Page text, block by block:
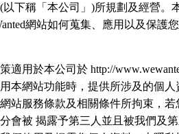
下稱「本公司」)所規劃及經營
網站如何蒐集、應用以及保護
適用於本公司於 http://
本網站功能時，提供所涉及的個
站服務條款及相關條件所拘束，
會被 揭露予第三人並且被我們及